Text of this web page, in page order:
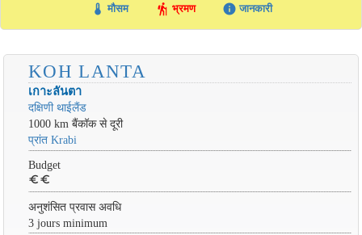
thermostat मौसम hiking भ्रमण info जानकारी
KOH LANTA
เกาะลันตา
दक्षिणी थाईलैंड
1000 km बैंकॉक से दूरी
प्रांत Krabi
Budget
euro euro
अनुशंसित प्रवास अवधि
3 jours minimum